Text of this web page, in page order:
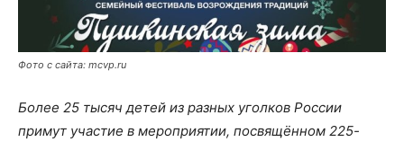
Фото с сайта: mcvp.ru
Более 25 тысяч детей из разных уголков России
примут участие в мероприятии, посвящённом 225-